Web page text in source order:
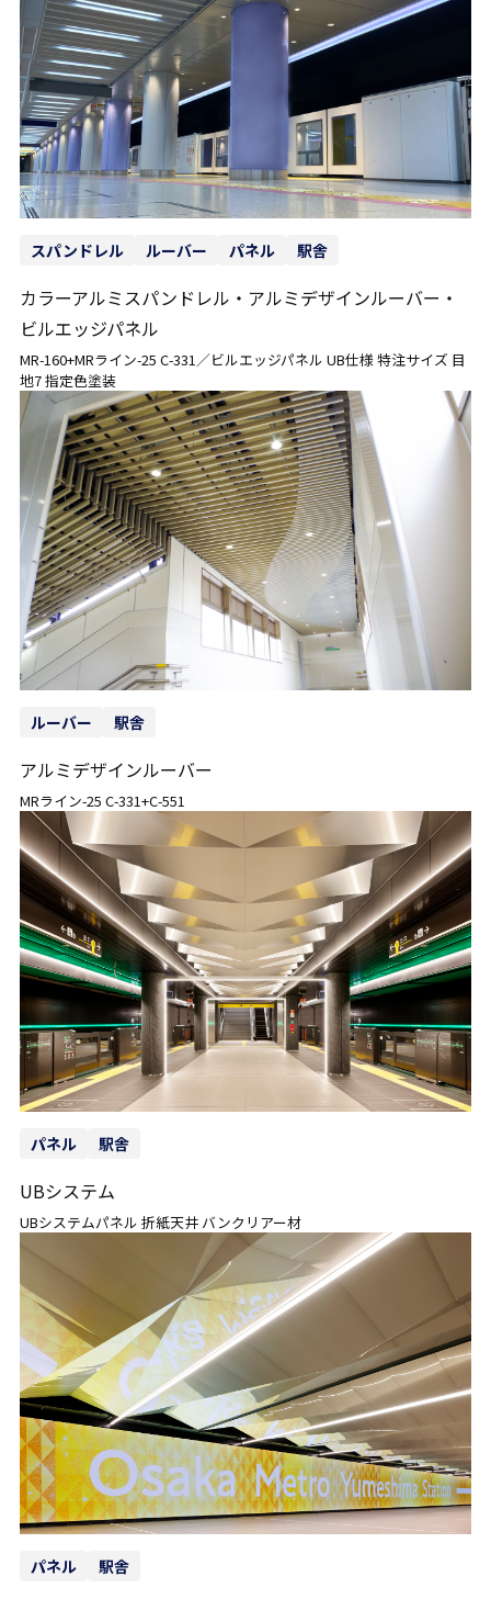
スパンドレル ルーバー パネル 駅舎
カラーアルミスパンドレル・アルミデザインルーバー・
ビルエッジパネル
MR-160+MRライン-25 C-331／ビルエッジパネル UB仕様 特注サイズ 目
地7 指定色塗装
ルーバー 駅舎
アルミデザインルーバー
MRライン-25 C-331+C-551
パネル 駅舎
UBシステム
UBシステムパネル 折紙天井 バンクリアー材
パネル 駅舎